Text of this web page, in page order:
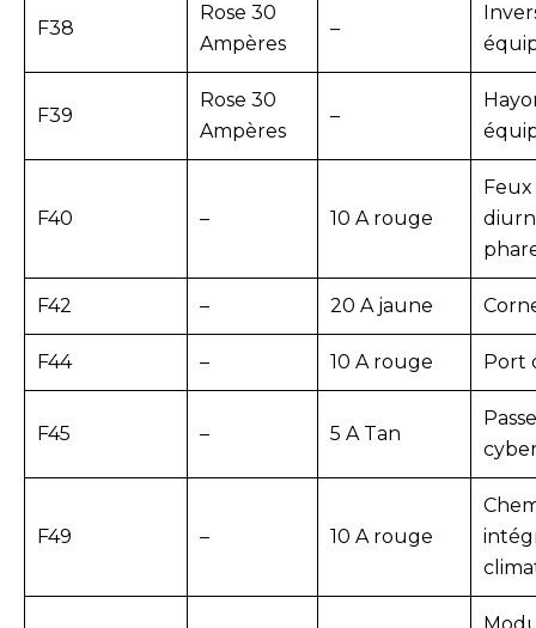
F38
Rose 30
Ampères
–
F39
Rose 30
Ampères
–
F40 – 10 A rouge
F42 – 20 A jaune
F44 – 10 A rouge Port
F45 – 5 A Tan
F49 – 10 A rouge